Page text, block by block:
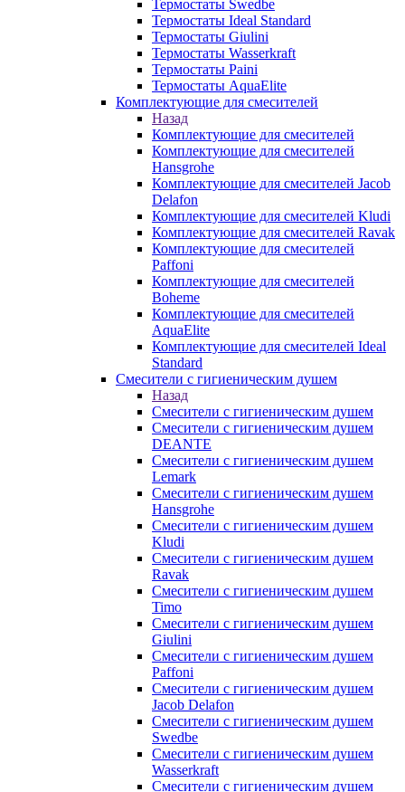
Термостаты Swedbe
Термостаты Ideal Standard
Термостаты Giulini
Термостаты Wasserkraft
Термостаты Paini
Термостаты AquaElite
Комплектующие для смесителей
Назад
Комплектующие для смесителей
Комплектующие для смесителей
Hansgrohe
Комплектующие для смесителей Jacob
Delafon
Комплектующие для смесителей Kludi
Комплектующие для смесителей Ravak
Комплектующие для смесителей
Paffoni
Комплектующие для смесителей
Boheme
Комплектующие для смесителей
AquaElite
Комплектующие для смесителей Ideal
Standard
Смесители с гигиеническим душем
Назад
Смесители с гигиеническим душем
Смесители с гигиеническим душем
DEANTE
Смесители с гигиеническим душем
Lemark
Смесители с гигиеническим душем
Hansgrohe
Смесители с гигиеническим душем
Kludi
Смесители с гигиеническим душем
Ravak
Смесители с гигиеническим душем
Timo
Смесители с гигиеническим душем
Giulini
Смесители с гигиеническим душем
Paffoni
Смесители с гигиеническим душем
Jacob Delafon
Смесители с гигиеническим душем
Swedbe
Смесители с гигиеническим душем
Wasserkraft
Смесители с гигиеническим душем